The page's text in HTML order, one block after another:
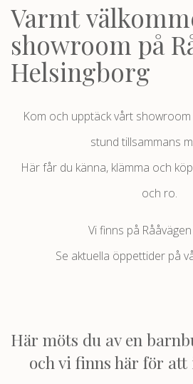
Varmt
showroom på
Helsingborg
Kom och upptäck vårt
stund tillsammans
Här får du känna, klämma och
och ro.
Vi finns på
Se aktuella öppettider på
Här möts du av en
och vi finns här för